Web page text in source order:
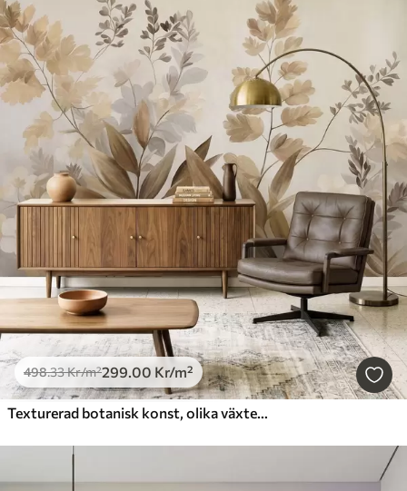
498.33Kr/m²299.00 Kr/m²
Texturerad botanisk konst, olika växter och blad i bruna och beige nyanser